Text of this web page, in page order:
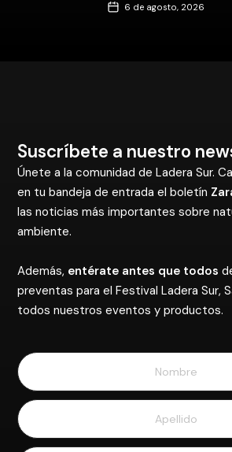
6 de agosto, 2026
Suscríbete a nuestro
Únete a la comunidad de Ladera Sur.
en tu bandeja de entrada el boletín
las noticias más importantes sobre
ambiente.
Además, entérate antes que todos
preventas para el Festival Ladera Sur,
todos nuestros eventos y productos.